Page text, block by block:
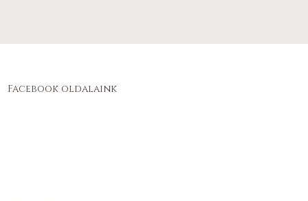
Facebook oldalaink